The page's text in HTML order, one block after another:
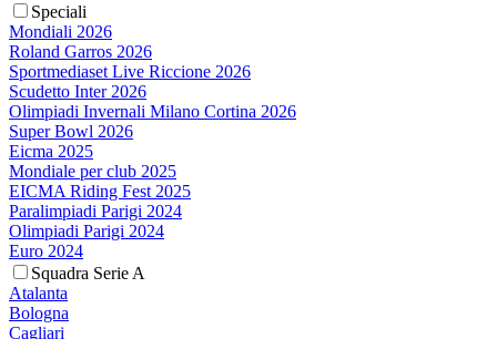
Speciali
Mondiali 2026
Roland Garros 2026
Sportmediaset Live Riccione 2026
Scudetto Inter 2026
Olimpiadi Invernali Milano Cortina 2026
Super Bowl 2026
Eicma 2025
Mondiale per club 2025
EICMA Riding Fest 2025
Paralimpiadi Parigi 2024
Olimpiadi Parigi 2024
Euro 2024
Squadra Serie A
Atalanta
Bologna
Cagliari